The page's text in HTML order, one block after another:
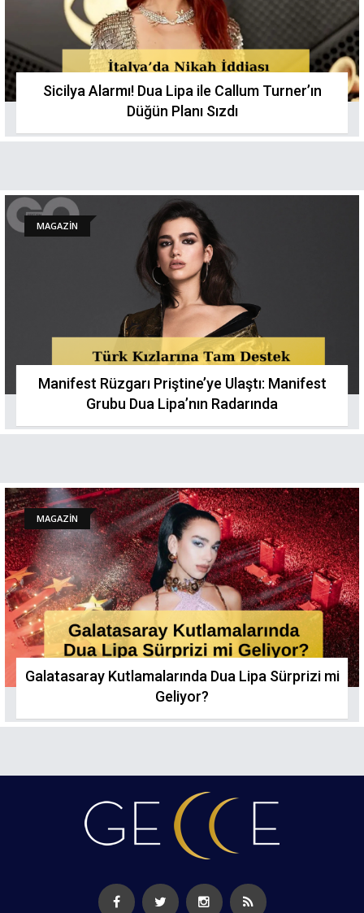
Sicilya Alarmı! Dua Lipa ile Callum Turner’ın
Düğün Planı Sızdı
MAGAZİN
Manifest Rüzgarı Priştine’ye Ulaştı: Manifest
Grubu Dua Lipa’nın Radarında
MAGAZİN
Galatasaray Kutlamalarında Dua Lipa Sürprizi mi
Geliyor?